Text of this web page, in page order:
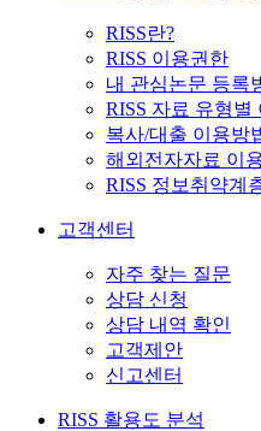
RISS란?
RISS 이용권한
내 관심논문 등록
RISS 자료 유형별
복사/대출 이용방
해외전자자료 이
RISS 정보취약계
고객센터
자주 찾는 질문
상담 신청
상담 내역 확인
고객제안
신고센터
RISS 활용도 분석